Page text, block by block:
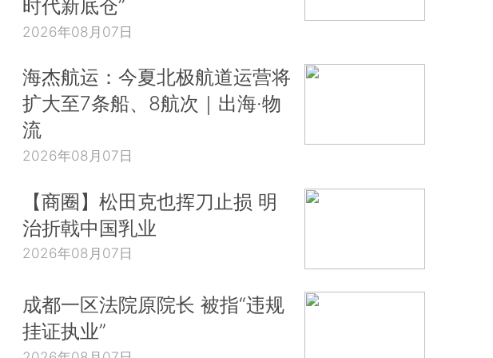
时代新底仓”
2026年08月07日
海杰航运：今夏北极航道运营将
扩大至7条船、8航次｜出海·物
流
2026年08月07日
【商圈】松田克也挥刀止损 明
治折戟中国乳业
2026年08月07日
成都一区法院原院长 被指“违规
挂证执业”